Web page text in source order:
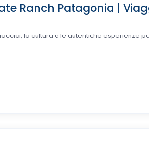
Ranch Patagonia |
la cultura e le autentiche esperienze